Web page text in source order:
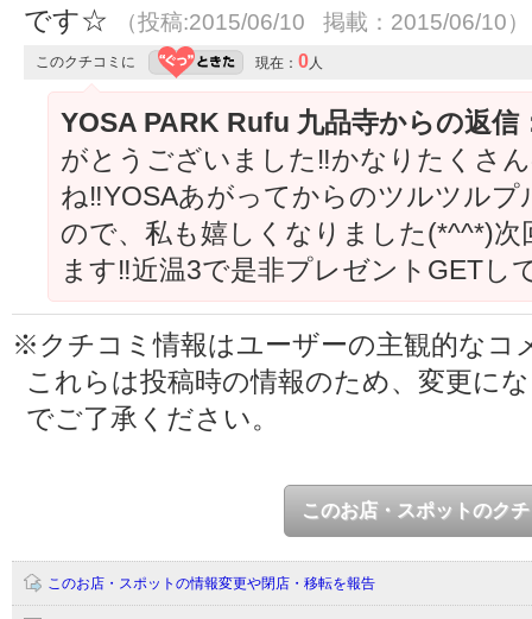
です☆ （投稿:2015/06/10 掲載：2015/06/10）
このクチコミに 現在： 0人
YOSA PARK Rufu 九品寺からの返信
がとうございました‼︎かなりたくさ
ね‼︎YOSAあがってからのツルツル
ので、私も嬉しくなりました(*^^*)
ます‼︎近温3で是非プレゼントGETし
※クチコミ情報はユーザーの主観的なコ
これらは投稿時の情報のため、変更に
でご了承ください。
このお店・スポットのク
このお店・スポットの情報変更や閉店・移転を報告